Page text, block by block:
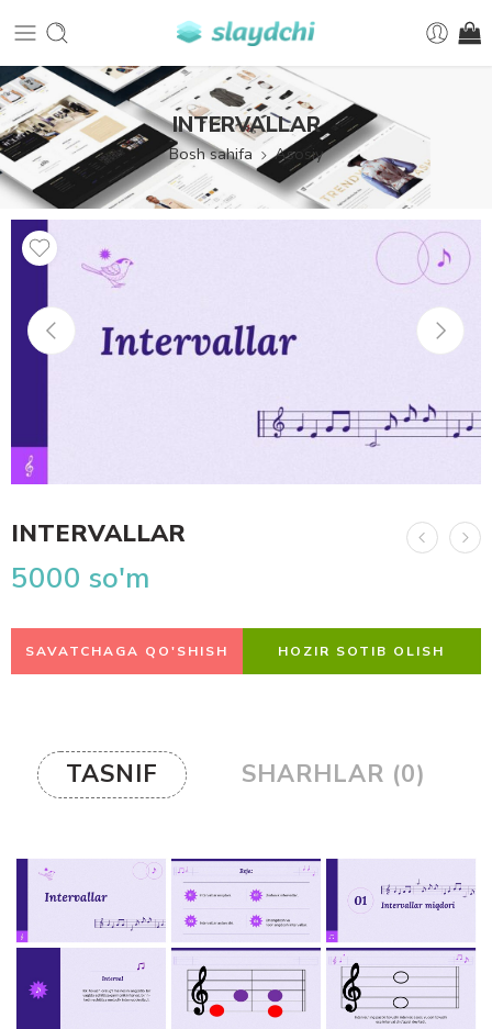
INTERVALLAR
Bosh sahifa Asosiy
INTERVALLAR
5000 so'm
SAVATCHAGA QO'SHISH HOZIR SOTIB OLISH
TASNIF SHARHLAR (0)